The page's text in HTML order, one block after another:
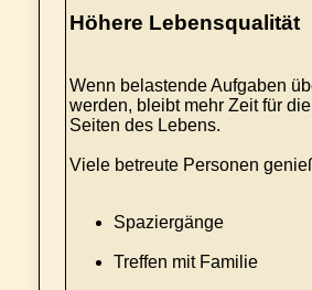
Höhere Lebensqualität
Wenn belastende Aufgaben
werden, bleibt mehr Zeit für
Seiten des Lebens.
Viele betreute Personen
Spaziergänge
Treffen mit Familie